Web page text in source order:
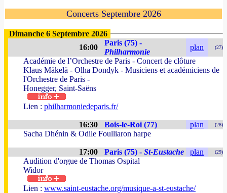
Concerts Septembre 2026
Dimanche 6 Septembre 2026
16:00
Paris (75) -
Philharmonie
plan (27)
Académie de l’Orchestre de Paris - Concert de clôture
Klaus Mäkelä - Olha Dondyk - Musiciens et académiciens de
l'Orchestre de Paris -
Honegger, Saint-Saëns
Lien : philharmoniedeparis.fr/
16:30 Bois-le-Roi (77) plan (28)
Sacha Dhénin & Odile Foulliaron harpe
17:00 Paris (75) - St-Eustache plan (29)
Audition d'orgue de Thomas Ospital
Widor
Lien : www.saint-eustache.org/musique-a-st-eustache/